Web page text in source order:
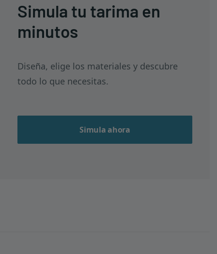
Simula tu tarima en
minutos
Diseña, elige los materiales y descubre
todo lo que necesitas.
Simula ahora